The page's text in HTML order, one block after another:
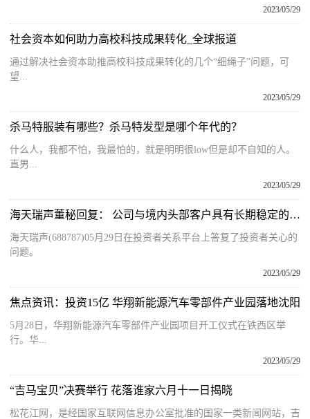
2023/05/29
社会资本如何助力高校科技成果转化_全球报道
通过解决社会资本助推高校科技成果转化的几个“细绳子”问题，可
望...
2023/05/29
杀马特服装有哪些？杀马特发型是哪个年代的？
什么人，我都不怕，我最怕的，就是明明很low但是却不自知的人。
直男...
2023/05/29
海天瑞声董秘回复： 公司与境内头部客户具有长期稳定的合作关系
海天瑞声(688787)05月29日在投资者关系平台上答复了投资者关心的
问题。
2023/05/29
焦点资讯：投资15亿 华翔新能源汽车零部件产业园落地沈阳
5月28日，华翔新能源汽车零部件产业园项目开工仪式在铁西区举
行。华...
2023/05/29
“吉马宝贝”决赛举行 花落谁家六月十一日揭晓
松花江网，是经国家互联网信息办公室批准的国家一类新闻网站，吉